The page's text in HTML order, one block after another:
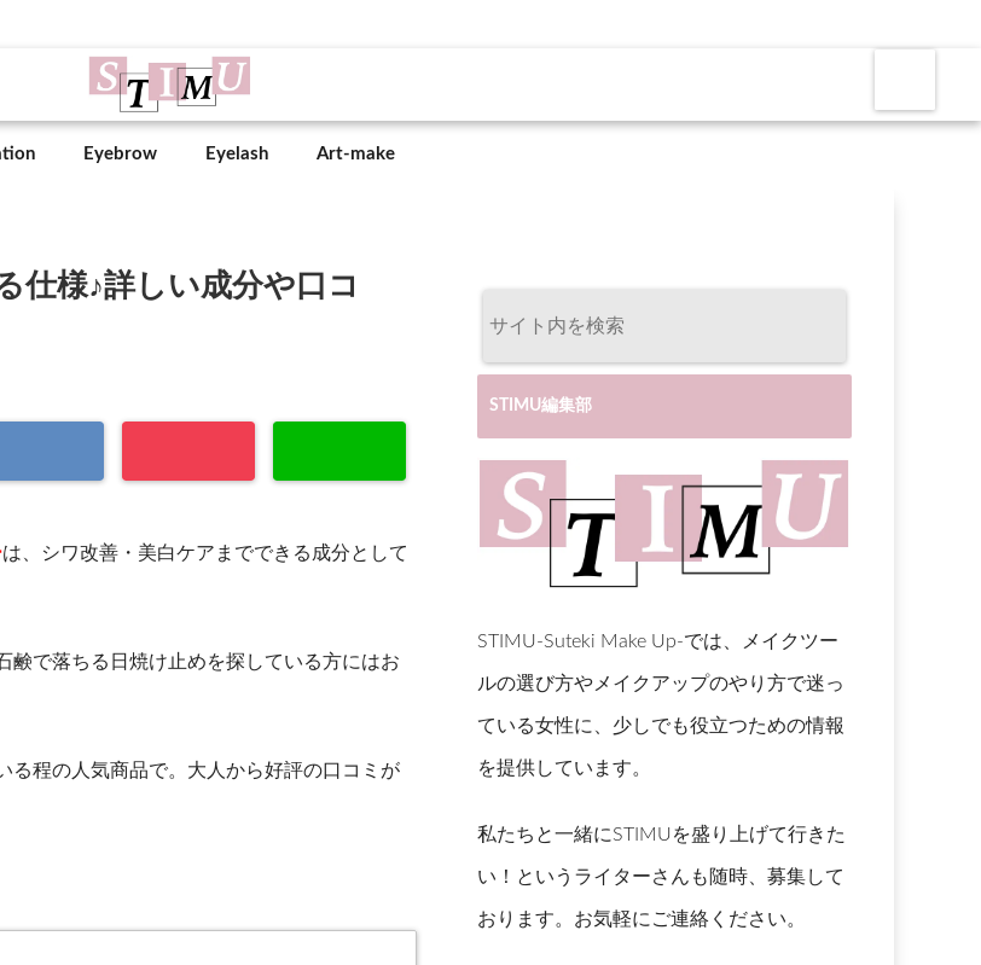
Eyebrow Eyelash Art-make
仕様♪詳しい成分や口コ
は、シワ改善・美白ケアまでできる成分として
鹸で落ちる日焼け止めを探している方にはお
る程の人気商品で。大人から好評の口コミが
STIMU編集部
STIMU-Suteki Make Up-では、メイクツー
ルの選び方やメイクアップのやり方で迷っ
ている女性に、少しでも役立つための情報
を提供しています。
私たちと一緒にSTIMUを盛り上げて行きた
い！というライターさんも随時、募集して
おります。お気軽にご連絡ください。